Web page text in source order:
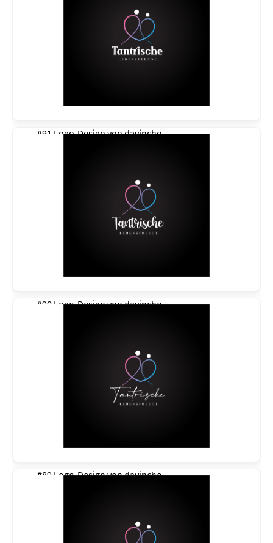
#91 Logo-Design vondavincho
#90 Logo-Design vondavincho
#89 Logo-Design vondavincho